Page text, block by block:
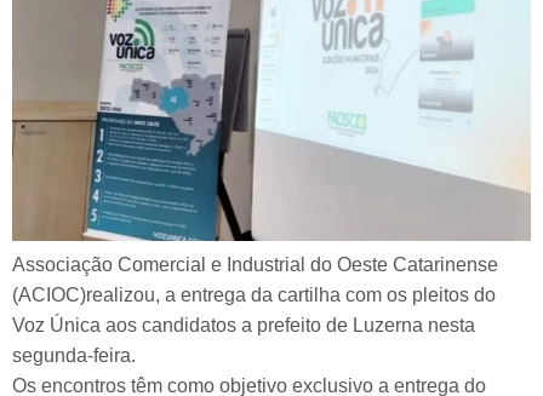
Associação Comercial e Industrial do Oeste Catarinense
(ACIOC)realizou, a entrega da cartilha com os pleitos do
Voz Única aos candidatos a prefeito de Luzerna nesta
segunda-feira.
Os encontros têm como objetivo exclusivo a entrega do